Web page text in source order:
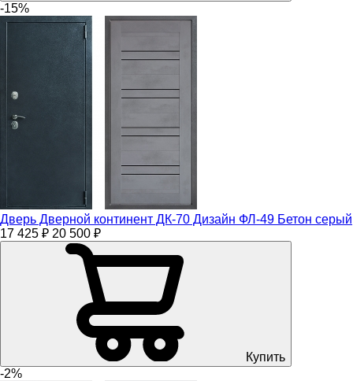
-15%
Дверь Дверной континент ДК-70 Дизайн ФЛ-49 Бетон серый
17 425 ₽ 20 500 ₽
Купить
-2%